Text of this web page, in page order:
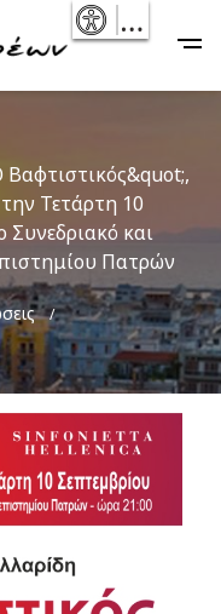
Βαφτιστικός&quot;,
Τετάρτη 10
Συνεδριακό και
Πατρών